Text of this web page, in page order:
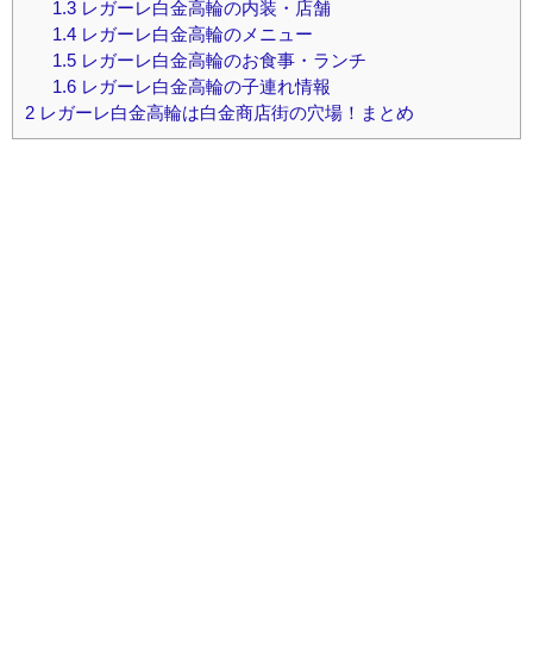
1.3レガーレ白金高輪の内装・店舗
1.4レガーレ白金高輪のメニュー
1.5レガーレ白金高輪のお食事・ランチ
1.6レガーレ白金高輪の子連れ情報
2 レガーレ白金高輪は白金商店街の穴場！まとめ